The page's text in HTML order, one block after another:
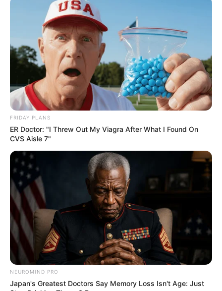
FRIDAY PLANS
ER Doctor: "I Threw Out My Viagra After What I Found On
CVS Aisle 7"
NEUROMIND PRO
Japan's Greatest Doctors Say Memory Loss Isn't Age: Just